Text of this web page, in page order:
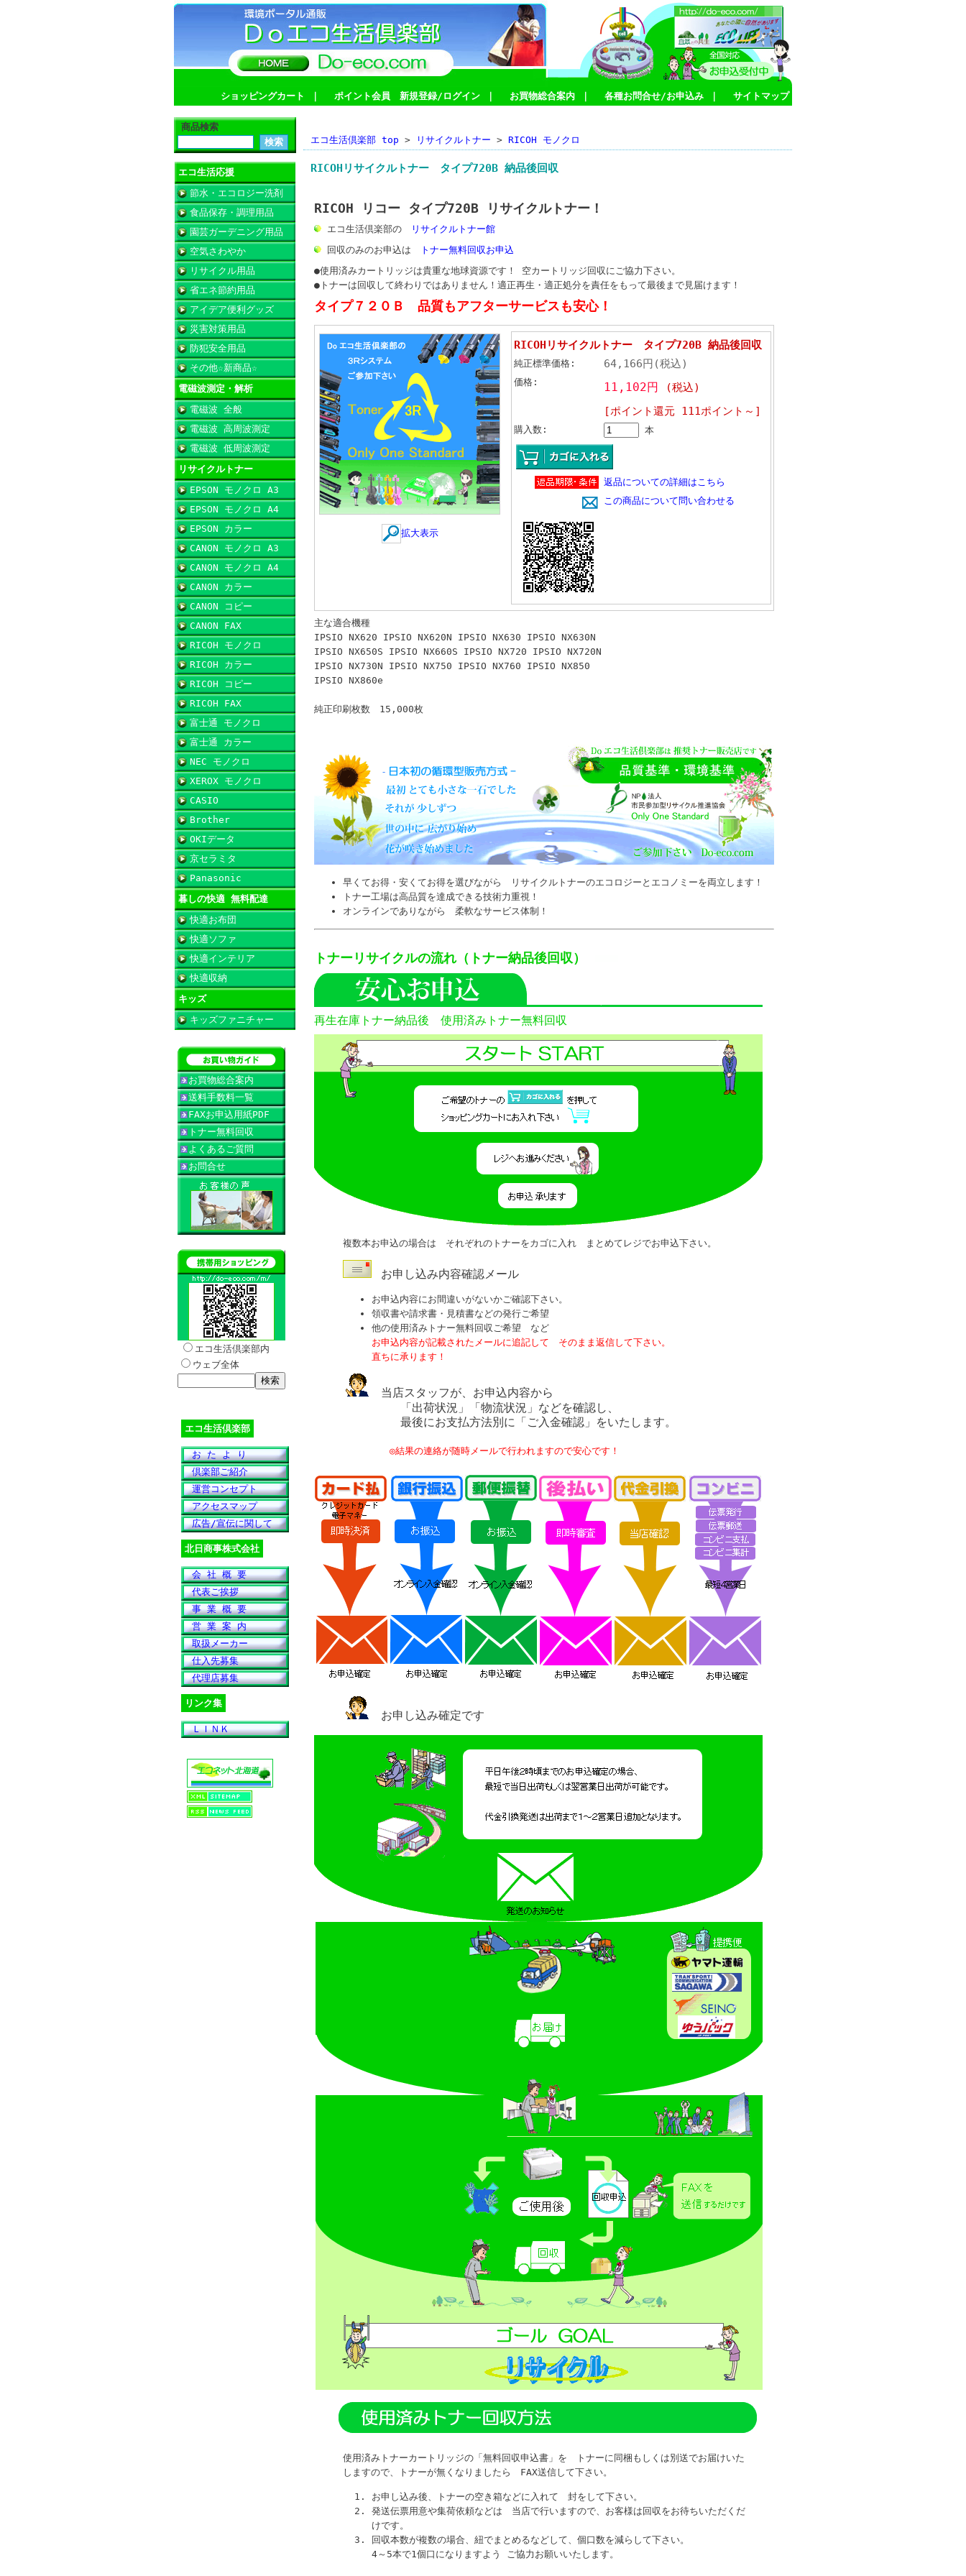
ショッピングカート ポイント会員 新規登録/ログイン お買物総合案内 各種お問合せ/お申込み サイトマップ
商品検索
エコ生活応援
節水・エコロジー洗剤
食品保存・調理用品
園芸ガーデニング用品
空気さわやか
リサイクル用品
省エネ節約用品
アイデア便利グッズ
災害対策用品
防犯安全用品
その他☆新商品☆
電磁波測定・解析
電磁波 全般
電磁波 高周波測定
電磁波 低周波測定
リサイクルトナー
EPSON モノクロ A3
EPSON モノクロ A4
EPSON カラー
CANON モノクロ A3
CANON モノクロ A4
CANON カラー
CANON コピー
CANON FAX
RICOH モノクロ
RICOH カラー
RICOH コピー
RICOH FAX
富士通 モノクロ
富士通 カラー
NEC モノクロ
XEROX モノクロ
CASIO
Brother
OKIデータ
京セラミタ
Panasonic
暮しの快適 無料配達
快適お布団
快適ソファ
快適インテリア
快適収納
キッズ
キッズファニチャー
お買物総合案内
送料手数料一覧
FAXお申込用紙PDF
トナー無料回収
よくあるご質問
お問合せ
エコ生活倶楽部内
ウェブ全体
エコ生活倶楽部
お た よ り
倶楽部ご紹介
運営コンセプト
アクセスマップ
広告/宣伝に関して
北日商事株式会社
会 社 概 要
代表ご挨拶
事 業 概 要
営 業 案 内
取扱メーカー
仕入先募集
代理店募集
リンク集
ＬＩＮＫ
エコ生活倶楽部 top > リサイクルトナー > RICOH モノクロ
RICOHリサイクルトナー タイプ720B 納品後回収
RICOH リコー タイプ720B リサイクルトナー！
エコ生活倶楽部の
リサイクルトナー館
回収のみのお申込は
トナー無料回収お申込
●使用済みカートリッジは貴重な地球資源です！ 空カートリッジ回収にご協力下さい。
●トナーは回収して終わりではありません！適正再生・適正処分を責任をもって最後まで見届けます！
タイプ７２０Ｂ 品質もアフターサービスも安心！
拡大表示
RICOHリサイクルトナー タイプ720B 納品後回収
純正標準価格: 64,166円(税込)
価格: 11,102円
(税込)
[ポイント還元 111ポイント～]
購入数: 本
返品についての詳細はこちら
この商品について問い合わせる
主な適合機種
IPSIO NX620 IPSIO NX620N IPSIO NX630 IPSIO NX630N
IPSIO NX650S IPSIO NX660S IPSIO NX720 IPSIO NX720N
IPSIO NX730N IPSIO NX750 IPSIO NX760 IPSIO NX850
IPSIO NX860e
純正印刷枚数 15,000枚
早くてお得・安くてお得を選びながら リサイクルトナーのエコロジーとエコノミーを両立します！
トナー工場は高品質を達成できる技術力重視！
オンラインでありながら 柔軟なサービス体制！
トナーリサイクルの流れ（トナー納品後回収）
再生在庫トナー納品後 使用済みトナー無料回収
複数本お申込の場合は それぞれのトナーをカゴに入れ まとめてレジでお申込下さい。
お申し込み内容確認メール
お申込内容にお間違いがないかご確認下さい。
領収書や請求書・見積書などの発行ご希望
他の使用済みトナー無料回収ご希望 など
お申込内容が記載されたメールに追記して そのまま返信して下さい。
直ちに承ります！
当店スタッフが、お申込内容から
「出荷状況」「物流状況」などを確認し、
最後にお支払方法別に「ご入金確認」をいたします。
◎結果の連絡が随時メールで行われますので安心です！
お申し込み確定です
使用済みトナーカートリッジの「無料回収申込書」を トナーに同梱もしくは別送でお届けいた
しますので、トナーが無くなりましたら FAX送信して下さい。
お申し込み後、トナーの空き箱などに入れて 封をして下さい。
発送伝票用意や集荷依頼などは 当店で行いますので、お客様は回収をお待ちいただくだ
けです。
回収本数が複数の場合、紐でまとめるなどして、個口数を減らして下さい。
4～5本で1個口になりますよう ご協力お願いいたします。